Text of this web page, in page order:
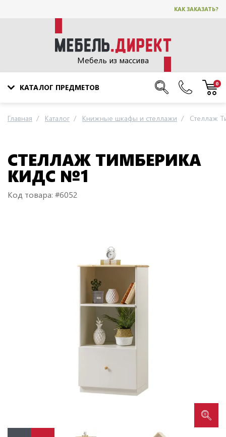
КАК ЗАКАЗАТЬ?
Мебель из массива
КАТАЛОГ ПРЕДМЕТОВ 0
Главная Каталог Книжные шкафы и стеллажи Стеллаж
СТЕЛЛАЖ ТИМБЕРИКА
КИДС №1
Код товара: #6052